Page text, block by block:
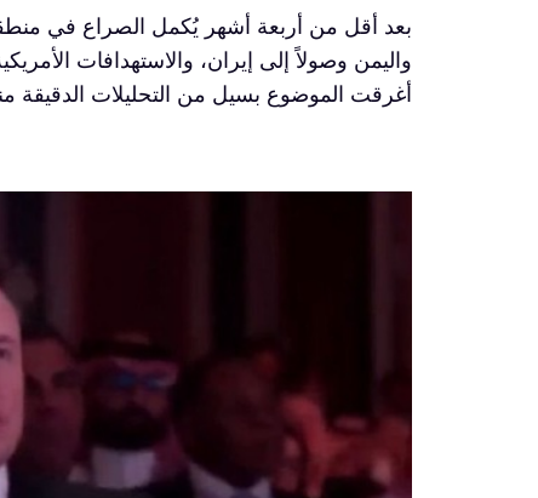
بعد أقل من أربعة أشهر يُكمل الصراع في
واليمن وصولاً إلى إيران، والاستهدافات
أغرقت الموضوع بسيل من التحليلات الدقيقة